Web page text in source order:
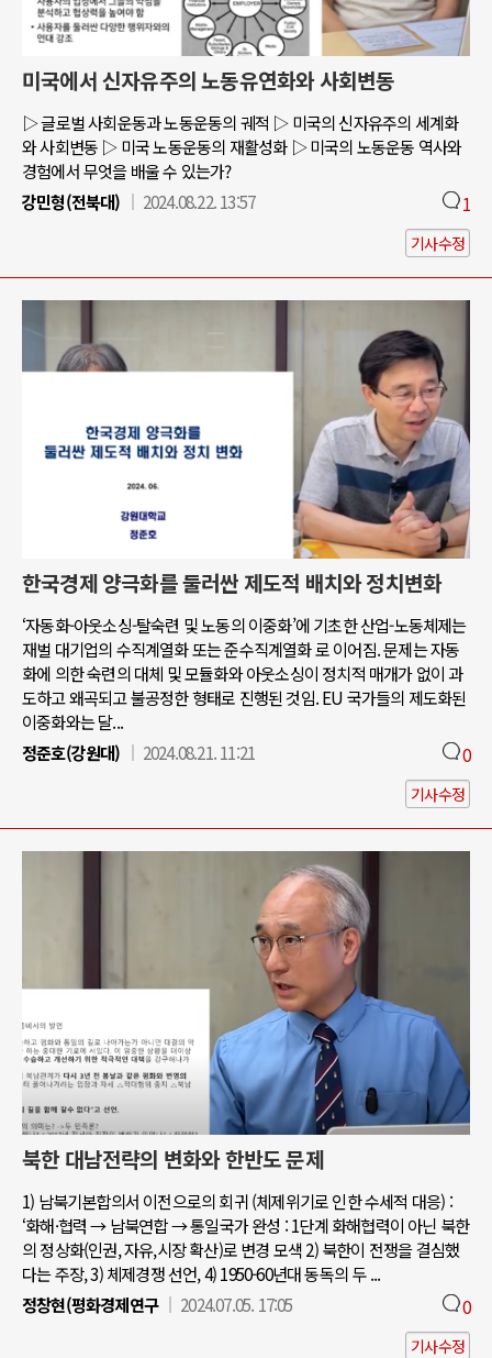
미국에서 신자유주의 노동유연화와 사회변동
▷ 글로벌 사회운동과 노동운동의 궤적 ▷ 미국의 신자유주의 세계화
와 사회변동 ▷ 미국 노동운동의 재활성화 ▷ 미국의 노동운동 역사와
경험에서 무엇을 배울 수 있는가?
강민형(전북대)
2024.08.22. 13:57 1
기사수정
한국경제 양극화를 둘러싼 제도적 배치와 정치변화
‘자동화-아웃소싱-탈숙련 및 노동의 이중화’에 기초한 산업-노동체제는
재벌 대기업의 수직계열화 또는 준수직계열화 로 이어짐. 문제는 자동
화에 의한 숙련의 대체 및 모듈화와 아웃소싱이 정치적 매개가 없이 과
도하고 왜곡되고 불공정한 형태로 진행된 것임. EU 국가들의 제도화된
이중화와는 달...
정준호(강원대)
2024.08.21. 11:21 0
기사수정
북한 대남전략의 변화와 한반도 문제
1) 남북기본합의서 이전으로의 회귀 (체제위기로 인한 수세적 대응) :
‘화해·협력 → 남북연합 → 통일국가 완성 : 1단계 화해협력이 아닌 북한
의 정상화(인권, 자유,시장 확산)로 변경 모색 2) 북한이 전쟁을 결심했
다는 주장, 3) 체제경쟁 선언, 4) 1950-60년대 동독의 두 ...
정창현(평화경제연구
2024.07.05. 17:05 0
기사수정